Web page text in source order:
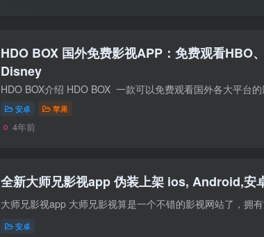
HDO BOX 国外免费影视APP：免费观看HBO
Disney
HDO BOX介绍 HDO BOX 一款可以免费观看国外各大平台
安卓 苹果
4年前
全新大师兄影视app 伪装上架 ios, Android,安
安卓